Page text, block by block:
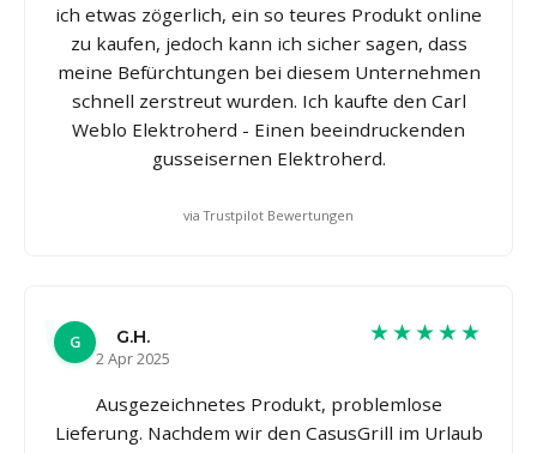
ich etwas zögerlich, ein so teures Produkt online
zu kaufen, jedoch kann ich sicher sagen, dass
meine Befürchtungen bei diesem Unternehmen
schnell zerstreut wurden. Ich kaufte den Carl
Weblo Elektroherd - Einen beeindruckenden
gusseisernen Elektroherd.
via Trustpilot Bewertungen
G
G.H.
2 Apr 2025
★★★★★
Ausgezeichnetes Produkt, problemlose
Lieferung. Nachdem wir den CasusGrill im Urlaub